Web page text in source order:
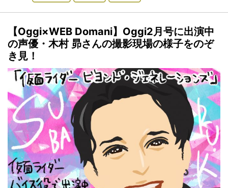
【Oggi×WEB Domani】Oggi2月号に出演中
の声優・木村 昴さんの撮影現場の様子をのぞ
き見！